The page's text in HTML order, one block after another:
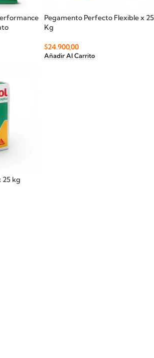
Pegamento Perfecto Flexible x 25
Kg
$24.900,00
Añadir Al Carrito
25 kg